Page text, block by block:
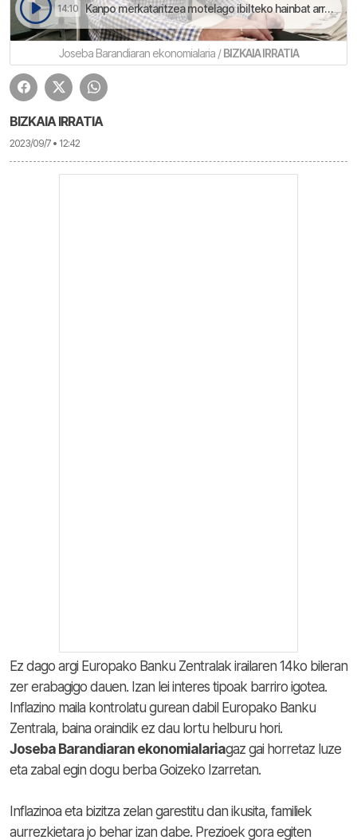
14:10 Kanpo merkataritzea motelago ibilteko hainbat arrazoia dagozala uste dau Joseba Barandiaranek | Goizeko Izarretan
Joseba Barandiaran ekonomialaria /BIZKAIA IRRATIA
BIZKAIA IRRATIA
2023/09/7 • 12:42
Ez dago argi Europako Banku Zentralak irailaren 14ko bileran
zer erabagigo dauen. Izan lei interes tipoak barriro igotea.
Inflazino maila kontrolatu gurean dabil Europako Banku
Zentrala, baina oraindik ez dau lortu helburu hori.
Joseba Barandiaran ekonomialariagaz gai horretaz luze
eta zabal egin dogu berba Goizeko Izarretan.
Inflazinoa eta bizitza zelan garestitu dan ikusita, familiek
aurrezkietara jo behar izan dabe. Prezioek gora egiten